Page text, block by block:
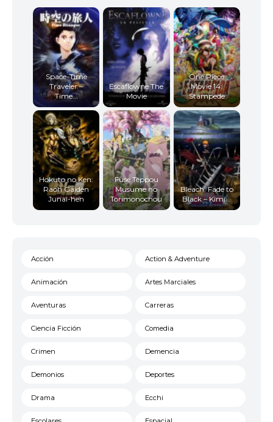
Space-Time
Traveler –
Time...
Escaflowne The
Movie
One Piece
Movie 14:
Stampede
Hokuto no Ken:
Raoh Gaiden
Junai-hen
Fuse Teppou
Musume no
Torimonochou
Bleach: Fade to
Black – Kimi...
Acción Action & Adventure
Animación Artes Marciales
Aventuras Carreras
Ciencia Ficción Comedia
Crimen Demencia
Demonios Deportes
Drama Ecchi